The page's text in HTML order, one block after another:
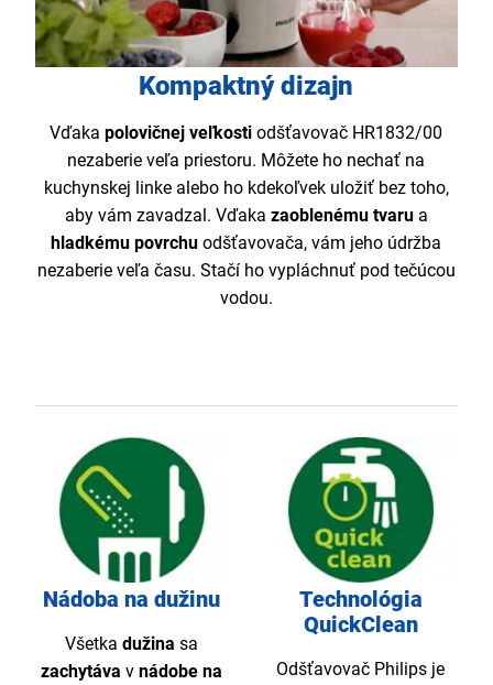
Kompaktný dizajn
Vďakapolovičnej veľkosti odšťavovač HR1832/00
nezaberie veľa priestoru. Môžete ho nechať na
kuchynskej linke alebo ho kdekoľvek uložiť bez toho,
aby vám zavadzal. Vďaka zaoblenému tvaru a
hladkému povrchuodšťavovača, vám jeho údržba
nezaberie veľa času. Stačí ho vypláchnuť pod tečúcou
vodou.
Nádoba na dužinu
Všetkadužinasa
zachytávavnádobe na
Technológia
QuickClean
Odšťavovač Philips je